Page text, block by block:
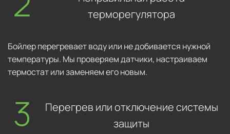
терморегулятора
Бойлер перегревает воду или не добивается нужной
температуры. Мы проверяем датчики, настраиваем
термостат или заменяем его новым.
Перегрев или отключение системы
защиты